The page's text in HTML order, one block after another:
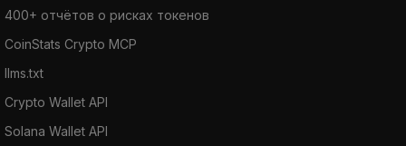
400+ отчётов о рисках токенов
CoinStats Crypto MCP
llms.txt
Crypto Wallet API
Solana Wallet API